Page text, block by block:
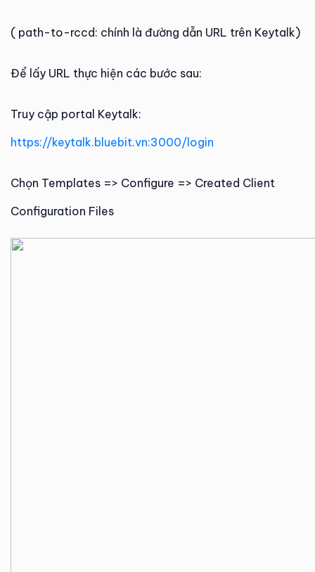
( path-to-rccd: chính là đường dẫn URL trên Keytalk)
Để lấy URL thực hiện các bước sau:
Truy cập portal Keytalk:
https://keytalk.bluebit.vn:3000/login
Chọn Templates => Configure => Created Client
Configuration Files